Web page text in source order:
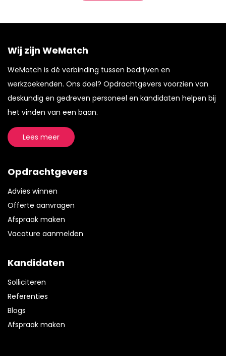
Wij zijn WeMatch
WeMatch is dé verbinding tussen bedrijven en
werkzoekenden. Ons doel? Opdrachtgevers voorzien van
deskundig en gedreven personeel en kandidaten helpen bij
het vinden van een baan.
Lees meer
Opdrachtgevers
Advies winnen
Offerte aanvragen
Afspraak maken
Vacature aanmelden
Kandidaten
Solliciteren
Referenties
Blogs
Afspraak maken